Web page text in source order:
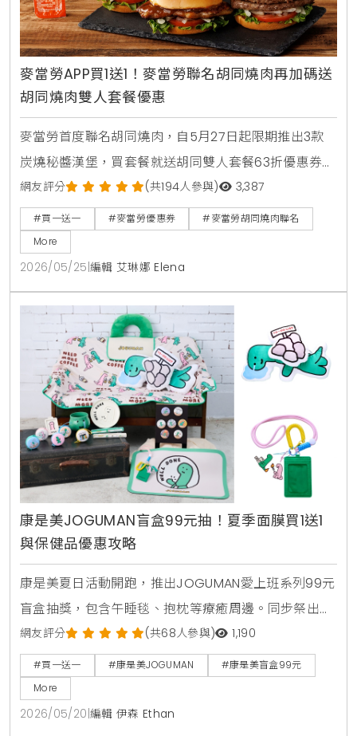
麥當勞APP買1送1！麥當勞聯名胡同燒肉再加碼送
胡同燒肉雙人套餐優惠
麥當勞首度聯名胡同燒肉，自5月27日起限期推出3款
炭燒秘醬漢堡，買套餐就送胡同雙人套餐63折優惠券。
人氣捲捲薯條同步回歸，還有西西里金選冰美式全新登
場，搭配APP年中慶享買1送1。
網友評分 (共194人參與) 3,387
#買一送一 #麥當勞優惠券
#麥當勞胡同燒肉聯名
More
2026/05/25 編輯 艾琳娜 Elena
康是美JOGUMAN盲盒99元抽！夏季面膜買1送1
與保健品優惠攻略
康是美夏日活動開跑，推出JOGUMAN愛上班系列99元
盲盒抽獎，包含午睡毯、抱枕等療癒周邊。同步祭出活
力健康節保健品買1送1與金卡會員面膜點數30倍送，由
美妝生活專家分享夏日補給省錢攻略。
網友評分 (共68人參與) 1,190
#買一送一 #康是美JOGUMAN
#康是美盲盒99元
More
2026/05/20 編輯 伊森 Ethan